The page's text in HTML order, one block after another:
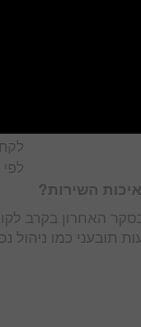
השירות?
תובעני כמו ניהול